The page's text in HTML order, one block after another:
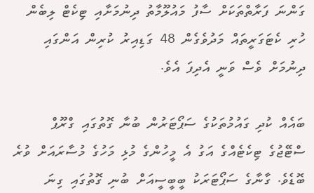
ގަންނަ ފަރާތްތަކަށް ސާފު މައުލޫމާތު ދިނުމަށާއި ޓިކެޓް ލިބެން
ހުރި ކެޓަގަރީތައް މަދުވެގެން 48 ގަޑިއިރު ކުރިން އަންގައި
ދިނުމަށް ވެސް ވަނީ އެދިފަ އެވެ.
ބައެއް ކުދި ގައުމުތަކުގެ ސަޕޯޓަރުން ބުނާ ގޮތުގައި ގްރޫޕް
ސްޓޭޖުގެ ޓިކެޓެއްގެ އަގު އެ މީހުންގެ މުޅި މަހުގެ މުސާރައަށް ވުރެ
ބޮޑެވެ. ގާނާގެ ސަޕޯޓަރަކު ބީބީސީއަށް ބުނި ގޮތުގައި ގިނަ